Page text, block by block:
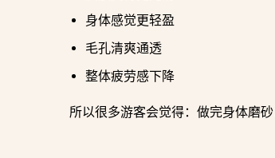
身体感觉更轻盈
毛孔清爽通透
整体疲劳感下降
所以很多游客会觉得：做完身体磨